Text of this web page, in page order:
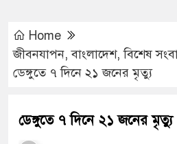
Home
জীবনযাপন,বাংলাদেশ,বিশেষ
ডেঙ্গুতে ৭ দিনে ২১ জনের মৃত্যু
ডেঙ্গুতে ৭ দিনে ২১ জনের মৃত্যু